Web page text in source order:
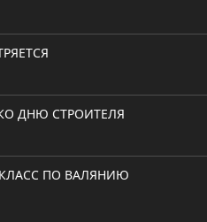
ДНЮ СТРОИТЕЛЯ
ПО ВАЛЯНИЮ